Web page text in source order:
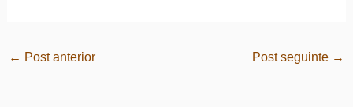
← Post anterior Post seguinte →